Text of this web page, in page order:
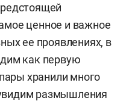
ценное и важное
ее проявлениях, в
как первую
хранили много
размышления